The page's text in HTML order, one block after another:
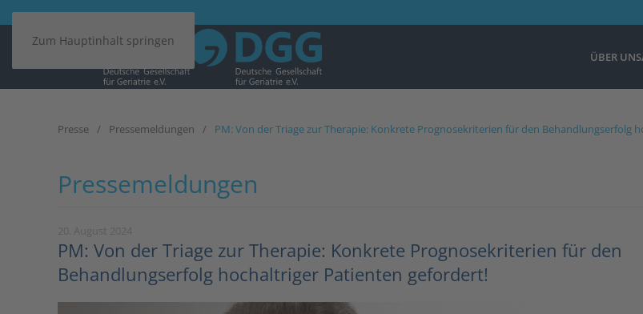
Zum Hauptinhalt springen
ÜBER UNS
Presse Pressemeldungen PM: Von der Triage zur Therapie: Konkrete Prognosekriterien für den Behandlungserfolg
Pressemeldungen
PM: Von der Triage zur Therapie: Konkrete Prognosekriterien für den
Behandlungserfolg hochaltriger Patienten gefordert!